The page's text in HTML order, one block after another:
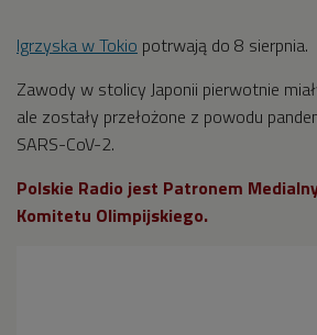
Igrzyska w Tokio potrwają do 8 sierpnia.
Zawody w stolicy Japonii pierwotnie
ale zostały przełożone z powodu
SARS-CoV-2.
Polskie Radio jest Patronem
Komitetu Olimpijskiego.